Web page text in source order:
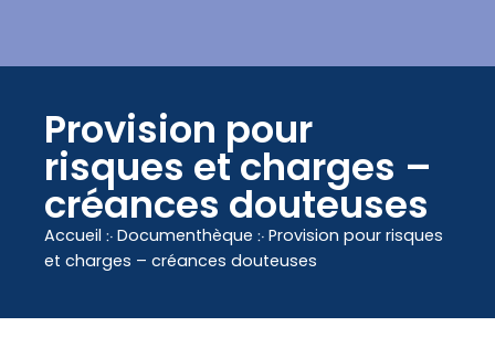
Provision pour
risques et charges –
créances douteuses
Accueil ჻ Documenthèque ჻ Provision pour risques
et charges – créances douteuses